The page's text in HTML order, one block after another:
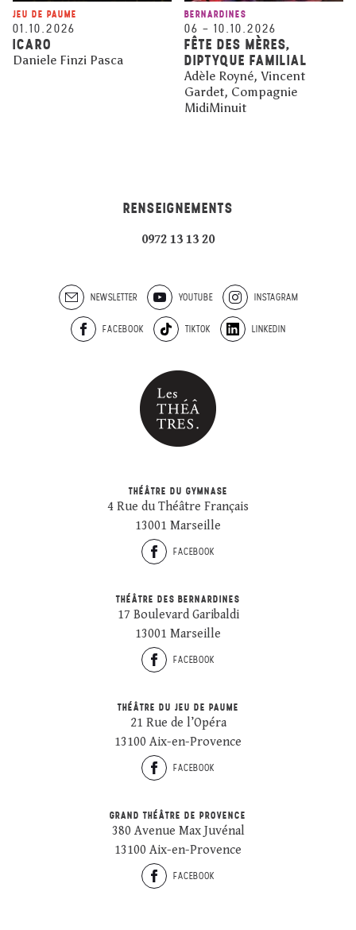
JEU DE PAUME
01.10.2026
ICARO
Daniele Finzi Pasca
BERNARDINES
06 – 10.10.2026
FÊTE DES MÈRES,
DIPTYQUE FAMILIAL
Adèle Royné, Vincent
Gardet, Compagnie
MidiMinuit
RENSEIGNEMENTS
0972 13 13 20
NEWSLETTER YOUTUBE INSTAGRAM
FACEBOOK TIKTOK LINKEDIN
THÉÂTRE DU GYMNASE
4 Rue du Théâtre Français
13001 Marseille
FACEBOOK
THÉÂTRE DES BERNARDINES
17 Boulevard Garibaldi
13001 Marseille
FACEBOOK
THÉÂTRE DU JEU DE PAUME
21 Rue de l’Opéra
13100 Aix-en-Provence
FACEBOOK
GRAND THÉÂTRE DE PROVENCE
380 Avenue Max Juvénal
13100 Aix-en-Provence
FACEBOOK